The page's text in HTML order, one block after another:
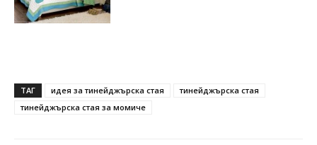
ТАГ идея за тинейджърска стая
тинейджърска стая
тинейджърска стая за момиче